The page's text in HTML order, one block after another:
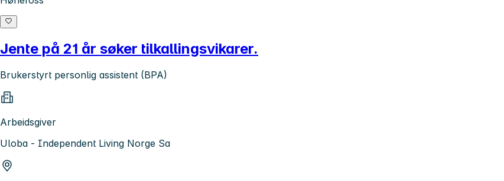
Jente på 21 år søker tilkallingsvikarer.
Brukerstyrt personlig assistent (BPA)
Arbeidsgiver
Uloba - Independent Living Norge Sa